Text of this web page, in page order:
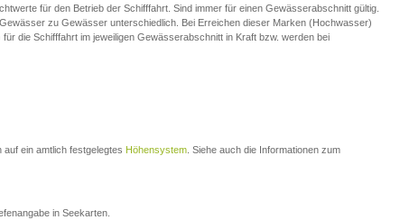
für den Betrieb der Schifffahrt. Sind immer für einen Gewässerabschnitt gültig.
zu Gewässer unterschiedlich. Bei Erreichen dieser Marken (Hochwasser)
die Schifffahrt im jeweiligen Gewässerabschnitt in Kraft bzw. werden bei
ein amtlich festgelegtes Höhensystem . Siehe auch die Informationen zum
in Seekarten.